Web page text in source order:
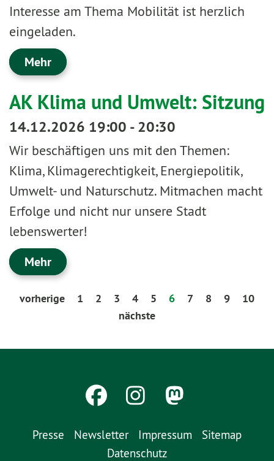
Interesse am Thema Mobilität ist herzlich
eingeladen.
Mehr
AK Klima und Umwelt: Sitzung
14.12.2026 19:00 - 20:30
Wir beschäftigen uns mit den Themen:
Klima, Klimagerechtigkeit, Energiepolitik,
Umwelt- und Naturschutz. Mitmachen macht
Erfolge und nicht nur unsere Stadt
lebenswerter!
Mehr
vorherige 1 2 3 4 5 6 7 8 9
10
nächste
Presse Newsletter Impressum
Sitemap
Datenschutz